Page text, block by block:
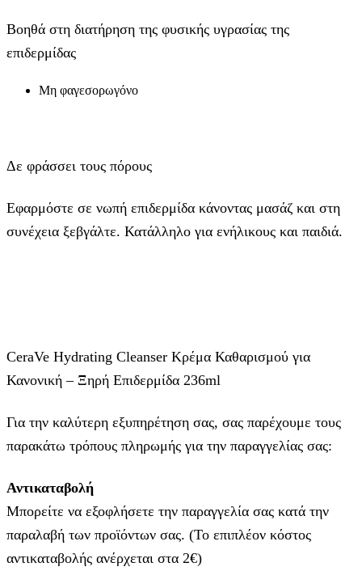
Βοηθά στη διατήρηση της φυσικής υγρασίας της
επιδερμίδας
Μη φαγεσορωγόνο
Δε φράσσει τους πόρους
Εφαρμόστε σε νωπή επιδερμίδα κάνοντας μασάζ και στη
συνέχεια ξεβγάλτε. Κατάλληλο για ενήλικους και παιδιά.
CeraVe Hydrating Cleanser Κρέμα Καθαρισμού για
Κανονική – Ξηρή Επιδερμίδα 236ml
Για την καλύτερη εξυπηρέτηση σας, σας παρέχουμε τους
παρακάτω τρόπους πληρωμής για την παραγγελίας σας:
Αντικαταβολή
Μπορείτε να εξοφλήσετε την παραγγελία σας κατά την
παραλαβή των προϊόντων σας. (Το επιπλέον κόστος
αντικαταβολής ανέρχεται στα 2€)